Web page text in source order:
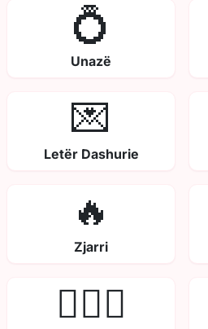
💍
Unazë
💌
Letër Dashurie
🔥
Zjarri
👩‍❤️‍👨